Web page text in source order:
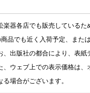
楽器各店でも販売している
品でも近く入荷予定、また
、出版社の都合により、表紙
、ウェブ上での表示価格は
る場合がございます。